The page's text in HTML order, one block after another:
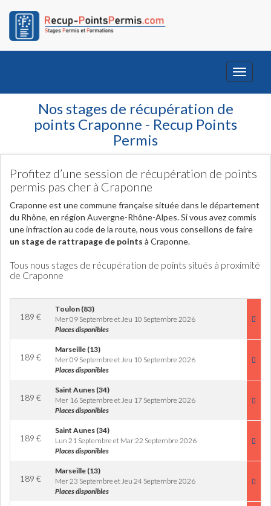
Toggle
Nos stages de récupération de
points Craponne - Recup Points
Permis
Profitez d’une session de récupération de points
permis pas cher à Craponne
Craponne est une commune française située dans le département
du Rhône, en région Auvergne-Rhône-Alpes. Si vous avez commis
une infraction au code de la route, nous vous conseillons de faire
un stage de rattrapage de points à Craponne.
Tous nous stages de récupération de points situés à proximité
de Craponne
189 €
Toulon (83)
Mer 09 Septembre et Jeu 10 Septembre 2026
Places disponibles
189 €
Marseille (13)
Mer 09 Septembre et Jeu 10 Septembre 2026
Places disponibles
189 €
Saint Aunes (34)
Mer 16 Septembre et Jeu 17 Septembre 2026
Places disponibles
189 €
Saint Aunes (34)
Lun 21 Septembre et Mar 22 Septembre 2026
Places disponibles
189 €
Marseille (13)
Mer 23 Septembre et Jeu 24 Septembre 2026
Places disponibles